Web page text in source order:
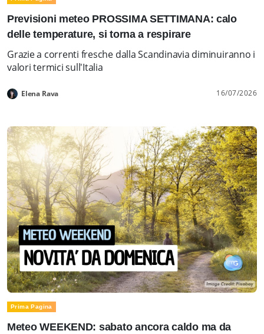
Previsioni meteo PROSSIMA SETTIMANA: calo
delle temperature, si torna a respirare
Grazie a correnti fresche dalla Scandinavia diminuiranno i
valori termici sull'Italia
Elena Rava 16/07/2026
Prima Pagina
Meteo WEEKEND: sabato ancora caldo ma da